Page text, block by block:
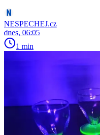
NESPECHEJ.cz
dnes, 06:05
1 min